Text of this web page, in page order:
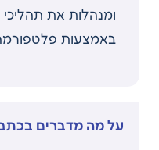
ומנהלות את תהליכי
באמצעות
על מה מדברים